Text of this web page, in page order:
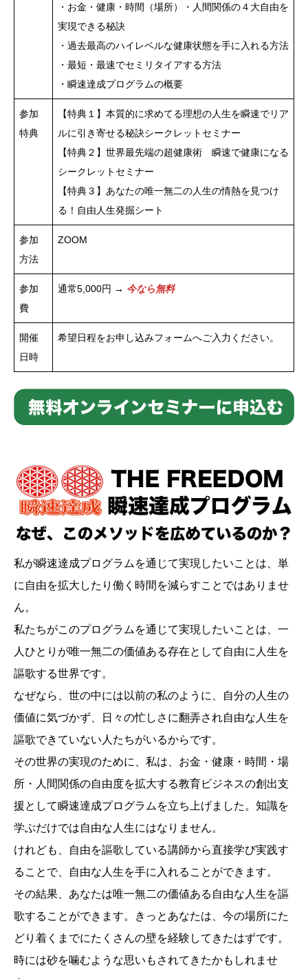
・お金・健康・時間（場所）・人間関係の４大自由を
実現できる秘訣
・過去最高のハイレベルな健康状態を手に入れる方法
・最短・最速でセミリタイアする方法
・瞬速達成プログラムの概要
参加
特典
【特典１】本質的に求めてる理想の人生を瞬速でリア
ルに引き寄せる秘訣シークレットセミナー
【特典２】世界最先端の超健康術 瞬速で健康になる
シークレットセミナー
【特典３】あなたの唯一無二の人生の情熱を見つけ
る！自由人生発掘シート
参加
方法
ZOOM
参加
費
通常5,000円 → 今なら無料
開催
日時
希望日程をお申し込みフォームへご入力ください。
私が瞬速達成プログラムを通じて実現したいことは、単
に自由を拡大したり働く時間を減らすことではありませ
ん。
私たちがこのプログラムを通じて実現したいことは、一
人ひとりが唯一無二の価値ある存在として自由に人生を
謳歌する世界です。
なぜなら、世の中には以前の私のように、自分の人生の
価値に気づかず、日々の忙しさに翻弄され自由な人生を
謳歌できていない人たちがいるからです。
その世界の実現のために、私は、お金・健康・時間・場
所・人間関係の自由度を拡大する教育ビジネスの創出支
援として瞬速達成プログラムを立ち上げました。知識を
学ぶだけでは自由な人生にはなりません。
けれども、自由を謳歌している講師から直接学び実践す
ることで、自由な人生を手に入れることができます。
その結果、あなたは唯一無二の価値ある自由な人生を謳
歌することができます。きっとあなたは、今の場所にた
どり着くまでにたくさんの壁を経験してきたはずです。
時には砂を噛むような思いもされてきたかもしれませ